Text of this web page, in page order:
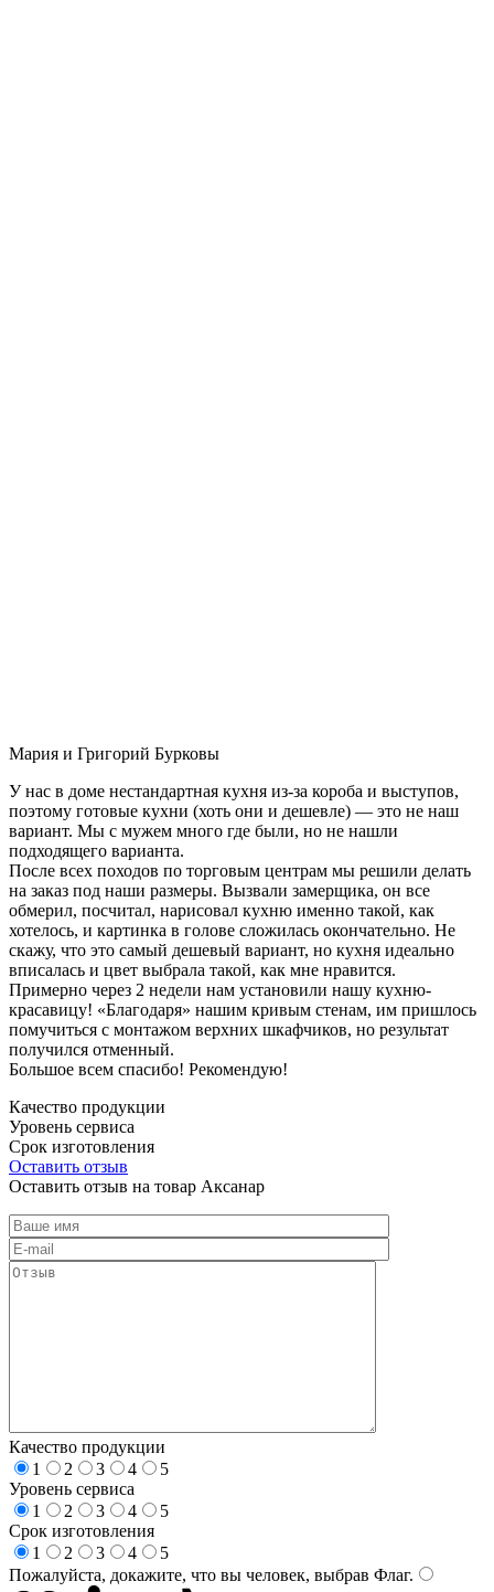
Мария и Григорий Бурковы
У нас в доме нестандартная кухня из-за короба и выступов,
поэтому готовые кухни (хоть они и дешевле) — это не наш
вариант. Мы с мужем много где были, но не нашли
подходящего варианта.
После всех походов по торговым центрам мы решили делать
на заказ под наши размеры. Вызвали замерщика, он все
обмерил, посчитал, нарисовал кухню именно такой, как
хотелось, и картинка в голове сложилась окончательно. Не
скажу, что это самый дешевый вариант, но кухня идеально
вписалась и цвет выбрала такой, как мне нравится.
Примерно через 2 недели нам установили нашу кухню-
красавицу! «Благодаря» нашим кривым стенам, им пришлось
помучиться с монтажом верхних шкафчиков, но результат
получился отменный.
Большое всем спасибо! Рекомендую!
Качество продукции
Уровень сервиса
Срок изготовления
Оставить отзыв
Оставить отзыв на товар Аксанар
Качество продукции
1
2 3 4
5
Уровень сервиса
1
2 3 4
5
Срок изготовления
1
2 3 4
5
Пожалуйста, докажите, что вы человек, выбрав Флаг.